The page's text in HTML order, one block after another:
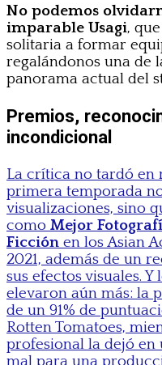
No podemos
imparable Usagi,
solitaria a formar
regalándonos una de
panorama actual del
Premios,
incondicional
La crítica no tardó en
primera temporada
visualizaciones, sino
como Mejor
Ficción en los Asian
2021, además de un
sus efectos visuales.
elevaron aún más: la
de un 91% de
Rotten Tomatoes,
profesional la dejó en
mal para una